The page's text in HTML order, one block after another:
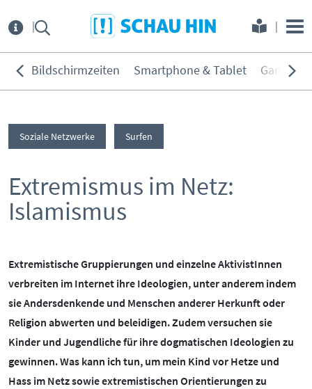
Bildschirmzeiten Smartphone & Tablet Games
Soziale Netzwerke Surfen
Extremismus im Netz:
Islamismus
Extremistische Gruppierungen und einzelne AktivistInnen
verbreiten im Internet ihre Ideologien, unter anderem indem
sie Andersdenkende und Menschen anderer Herkunft oder
Religion abwerten und beleidigen. Zudem versuchen sie
Kinder und Jugendliche für ihre dogmatischen Ideologien zu
gewinnen. Was kann ich tun, um mein Kind vor Hetze und
Hass im Netz sowie extremistischen Orientierungen zu
Über
Service
KONTAKT
INITIATIVE
PARTNER
BEIRAT
BOTSCHAFTERINNEN
IMPRESSUM
ELTERNANGEBOTE
MEDIENKURSE
ONLINE-GAME
MEDIATHEK
MEDIENCOACHES
MATERIALIEN
THEMEN:
Bildschirmzeiten
Smartphone & Tablet
Soziale Netzwerke
Filme & Serien
Hörmedien